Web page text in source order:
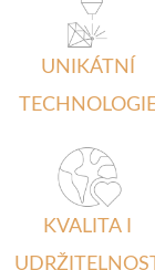
UNIKÁTNÍ
KVALITA I